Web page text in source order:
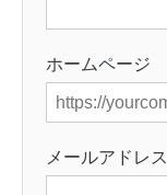
ホームページ
メールアドレス